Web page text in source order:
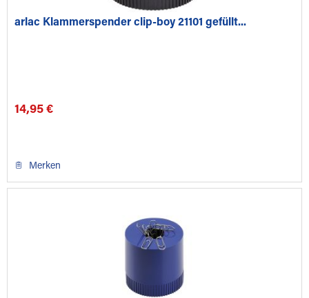
arlac Klammerspender clip-boy 21101 gefüllt...
14,95 €
Merken